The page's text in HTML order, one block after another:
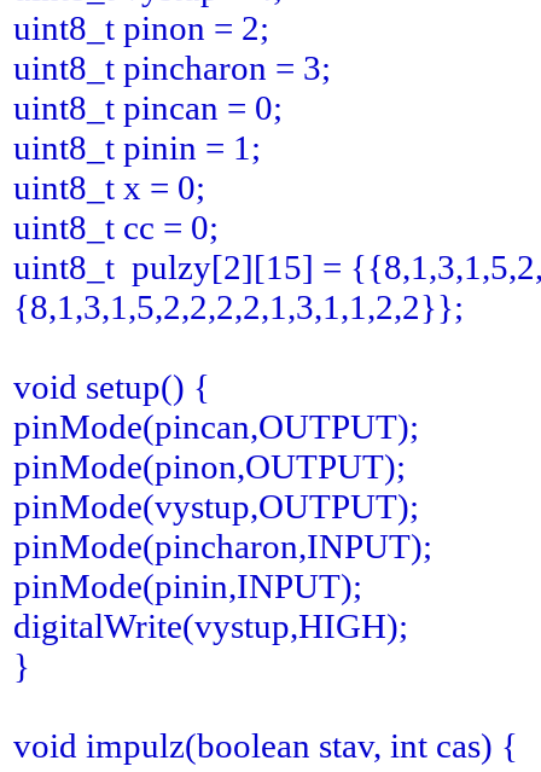
uint8_t pinon = 2;
uint8_t pincharon = 3;
uint8_t pincan = 0;
uint8_t pinin = 1;
uint8_t x = 0;
uint8_t cc = 0;
uint8_t pulzy[2][15] =
{8,1,3,1,5,2,2,2,2,1,3,1,1,2,2}};
void setup() {
pinMode(pincan,OUTPUT);
pinMode(pinon,OUTPUT);
pinMode(vystup,OUTPUT);
pinMode(pincharon,INPUT);
pinMode(pinin,INPUT);
digitalWrite(vystup,HIGH);
}
void impulz(boolean stav, int cas) {